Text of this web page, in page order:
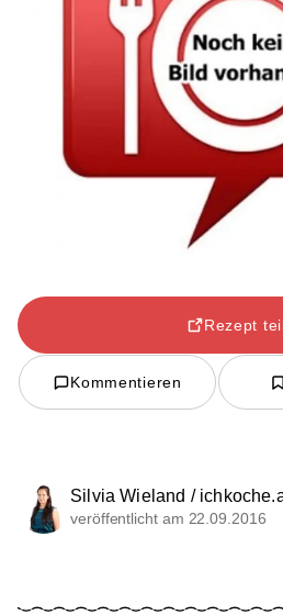
Rezept
Kommentieren
Silvia Wieland /
veröffentlicht am 22.09.2016